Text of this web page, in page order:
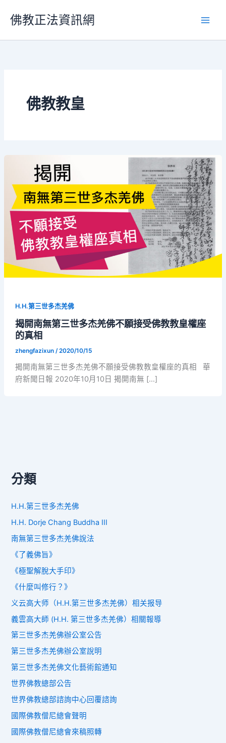
要
佛教正法資訊網
佛教教皇
H.H.第三世多杰羌佛
揭開南無第三世多杰羌佛不願接受佛教教皇權座
的真相
zhengfazixun /2020/10/15
揭開南無第三世多杰羌佛不願接受佛教教皇權座的真相 華
府新聞日報 2020年10月10日 揭開南無 […]
分類
H.H.第三世多杰羌佛
H.H. Dorje Chang Buddha III
南無第三世多杰羌佛說法
《了義佛旨》
《極聖解脫大手印》
《什麼叫修行？》
义云高大师（H.H.第三世多杰羌佛）相关报导
義雲高大師 (H.H. 第三世多杰羌佛）相關報導
第三世多杰羌佛辦公室公告
第三世多杰羌佛辦公室說明
第三世多杰羌佛文化藝術館通知
世界佛教總部公告
世界佛教總部諮詢中心回覆諮詢
國際佛教僧尼總會聲明
國際佛教僧尼總會來稿照轉